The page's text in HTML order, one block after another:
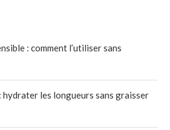
: comment l’utiliser sans
hydrater les longueurs sans graisser